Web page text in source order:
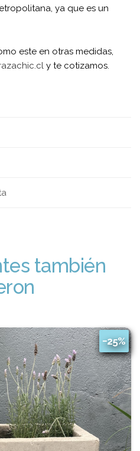
ya que es un
este en otras medidas,
y te cotizamos.
también
−25%